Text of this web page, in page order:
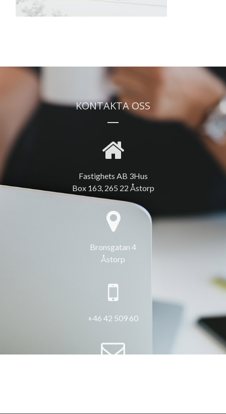
KONTAKTA OSS
Fastighets AB 3Hus
Box 163, 265 22 Åstorp
Bronsgatan 4
Åstorp
+46 42 509 60